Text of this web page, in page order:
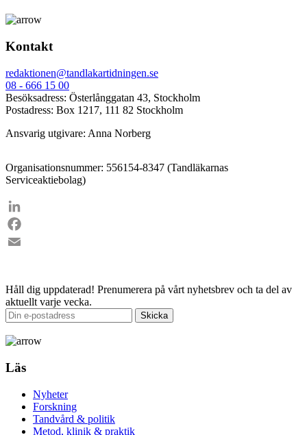
Kontakt
redaktionen@tandlakartidningen.se
08 - 666 15 00
Besöksadress: Österlånggatan 43, Stockholm
Postadress: Box 1217, 111 82 Stockholm
Ansvarig utgivare: Anna Norberg
Organisationsnummer: 556154-8347 (Tandläkarnas
Serviceaktiebolag)
LinkedIn
Facebook
Håll dig uppdaterad! Prenumerera på vårt nyhetsbrev och ta del av
aktuellt varje vecka.
Läs
Nyheter
Forskning
Tandvård & politik
Metod, klinik & praktik